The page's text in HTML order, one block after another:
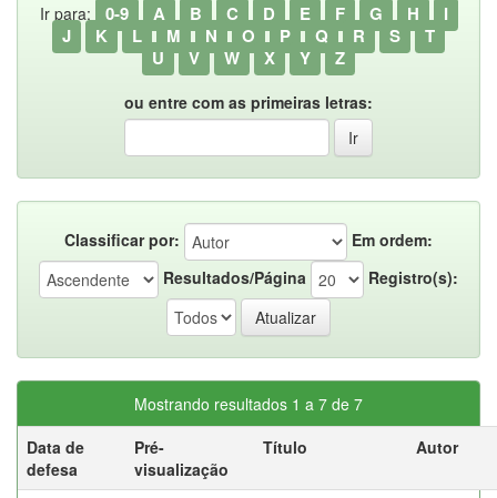
Ir para: 0-9 A B C D E F G H
I
J
K L M N O P Q R S
T
U
V W X Y Z
ou entre com as primeiras letras:
Classificar por:
Em ordem:
Resultados/Página
Registro(s):
Mostrando resultados 1 a 7 de 7
Data de
defesa
Pré-
visualização
Título Autor